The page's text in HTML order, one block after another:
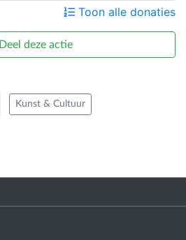
Toon alle donaties
Deel deze actie
Kunst & Cultuur